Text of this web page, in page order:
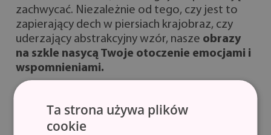
zachwycać. Niezależnie od tego, czy jest to
zapierający dech w piersiach krajobraz, czy
uderzający abstrakcyjny wzór, nasze obrazy
na szkle nasycą Twoje otoczenie emocjami i
wspomnieniami.
elegancja i trwałość
Ta strona używa plików
cookie